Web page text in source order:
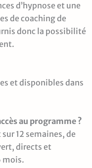
d’hypnose et une
de coaching de
donc la possibilité
et disponibles dans
au programme ?
12 semaines, de
directs et
mois.